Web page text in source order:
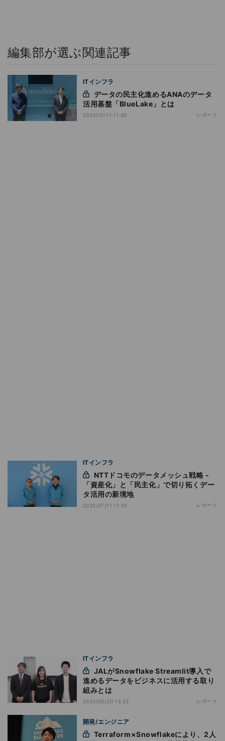
編集部が選ぶ関連記事
ITインフラ
活用基盤「BlueLake」とは
2024/10/11 11:00 レポート
ITインフラ
「資産化」と「民主化」で切り拓くデー
タ活用の新境地
2025/07/11 11:05 レポート
ITインフラ
進めるデータをビジネスに活用する取り
組みとは
2025/05/20 13:23 レポート
開発/エンジニア